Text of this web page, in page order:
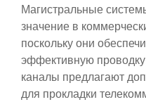
Магистральные
значение в
поскольку они
эффективную
каналы предлагают
для прокладки